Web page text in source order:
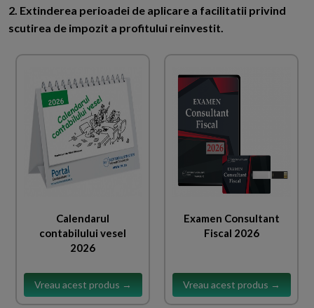
2. Extinderea perioadei de aplicare a facilitatii privind
scutirea de impozit a profitului reinvestit.
Calendarul
contabilului vesel
2026
Vreau acest produs →
Examen Consultant
Fiscal 2026
Vreau acest produs →